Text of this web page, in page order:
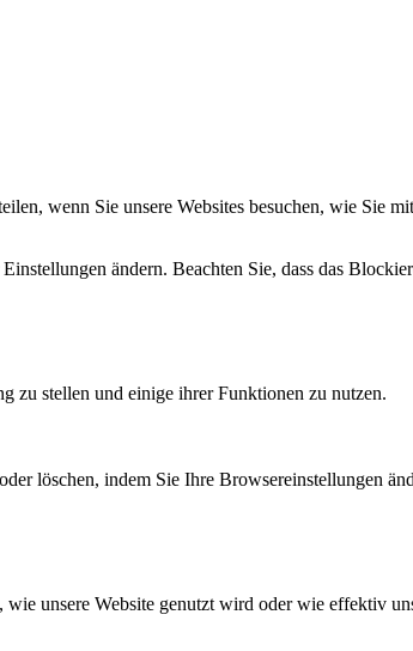
wenn Sie unsere Websites besuchen, wie Sie
ändern. Beachten Sie, dass das
zu stellen und einige ihrer Funktionen zu nutzen.
löschen, indem Sie Ihre Browsereinstellungen
unsere Website genutzt wird oder wie effektiv